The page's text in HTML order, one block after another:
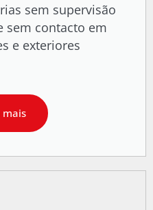
sem supervisão
sem contacto em
e exteriores
mais